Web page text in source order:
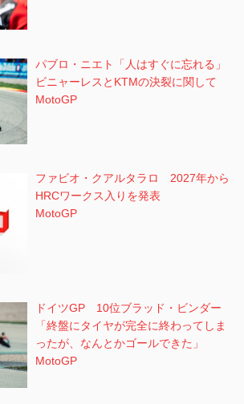
パブロ・ニエト「人はすぐに忘れる」
ビニャーレスとKTMの決裂に関して
MotoGP
ファビオ・クアルタラロ 2027年から
HRCワークス入りを発表
MotoGP
ドイツGP 10位ブラッド・ビンダー
「終盤にタイヤが完全に終わってしま
ったが、なんとかゴールできた」
MotoGP